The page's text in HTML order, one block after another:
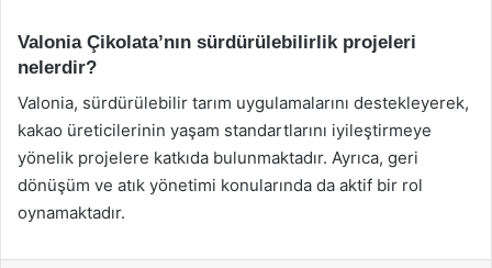
Valonia Çikolata’nın sürdürülebilirlik projeleri
nelerdir?
Valonia, sürdürülebilir tarım uygulamalarını destekleyerek,
kakao üreticilerinin yaşam standartlarını iyileştirmeye
yönelik projelere katkıda bulunmaktadır. Ayrıca, geri
dönüşüm ve atık yönetimi konularında da aktif bir rol
oynamaktadır.